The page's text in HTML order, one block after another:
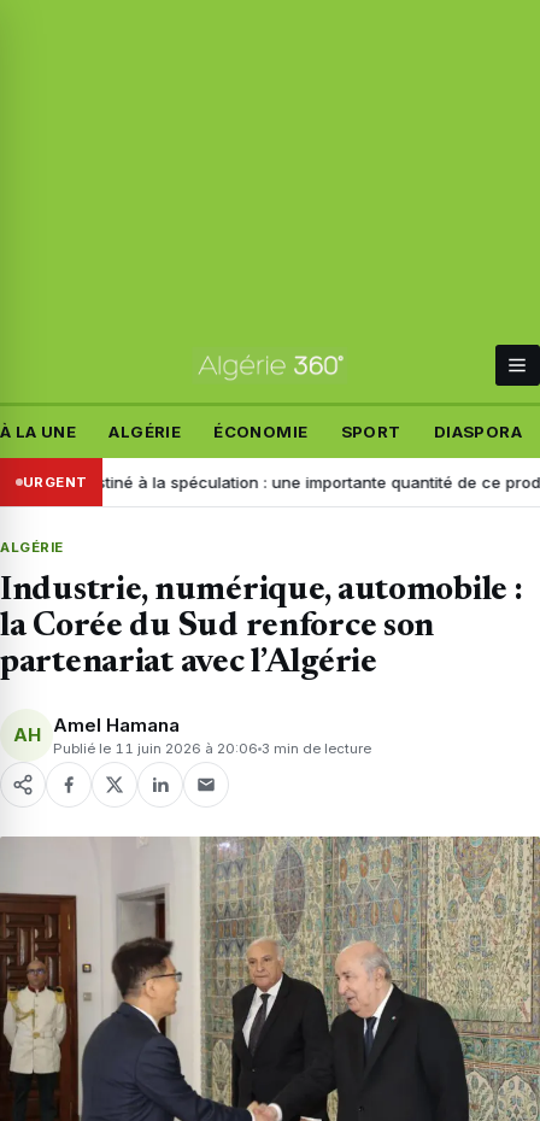
À LA UNE ALGÉRIE ÉCONOMIE SPORT DIASPORA
URGENTà la spéculation : une importante quantité de ce produit saisie à
ALGÉRIE
Industrie, numérique, automobile :
la Corée du Sud renforce son
partenariat avec l’Algérie
AH Amel Hamana
Publié le 11 juin 2026 à 20:06 3 min de lecture